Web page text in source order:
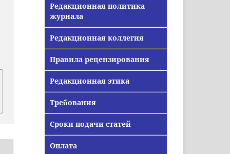
Редакционная политика
журнала
Редакционная коллегия
Правила рецензирования
Редакционная этика
Требования
Сроки подачи статей
Оплата